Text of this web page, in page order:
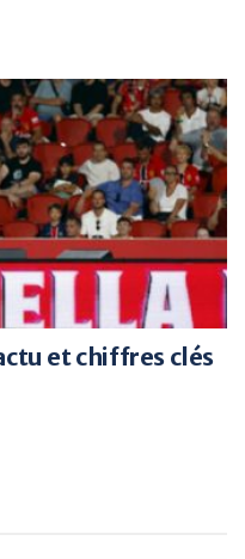
et chiffres clés